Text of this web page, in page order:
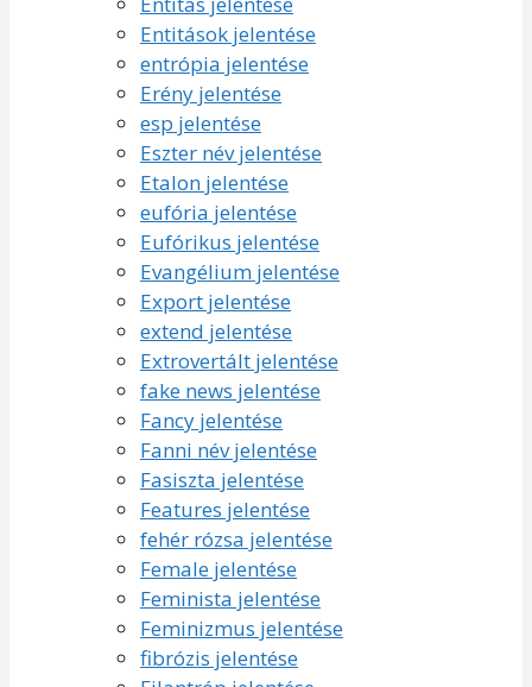
Entitások jelentése
entrópia jelentése
Erény jelentése
esp jelentése
Eszter név jelentése
Etalon jelentése
eufória jelentése
Eufórikus jelentése
Evangélium jelentése
Export jelentése
extend jelentése
Extrovertált jelentése
fake news jelentése
Fancy jelentése
Fanni név jelentése
Fasiszta jelentése
Features jelentése
fehér rózsa jelentése
Female jelentése
Feminista jelentése
Feminizmus jelentése
fibrózis jelentése